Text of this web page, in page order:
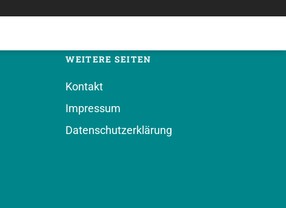
WEITERE SEITEN
Kontakt
Impressum
Datenschutzerklärung